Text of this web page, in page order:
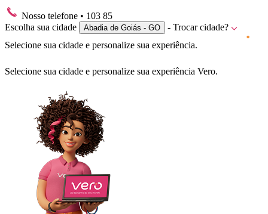
Nosso telefone • 103 85
Escolha sua cidade
Abadia de Goiás - GO
- Trocar cidade?
Selecione sua cidade e personalize sua experiência.
Selecione sua cidade e personalize sua experiência Vero.